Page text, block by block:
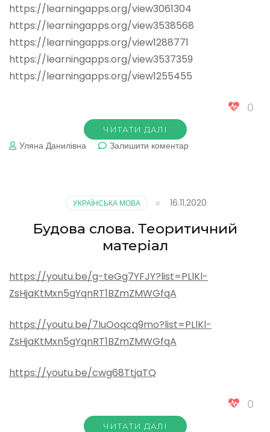
https://learningapps.org/view3061304
https://learningapps.org/view3538568
https://learningapps.org/view1288771
https://learningapps.org/view3537359
https://learningapps.org/view1255455
0
ЧИТАТИ ДАЛІ
Уляна Данилівна Залишити коментардо
УКРАЇНСЬКА МОВА 16.11.2020
Будова слова. Теоритичний
матеріал
https://youtu.be/g-teGg7YFJY?list=PLlKl-
ZsHjaKtMxn5gYqnRT1BZmZMWGfqA
https://youtu.be/7IuOoqcq9mo?list=PLlKl-
ZsHjaKtMxn5gYqnRT1BZmZMWGfqA
https://youtu.be/cwg68TtjaTQ
0
ЧИТАТИ ДАЛІ